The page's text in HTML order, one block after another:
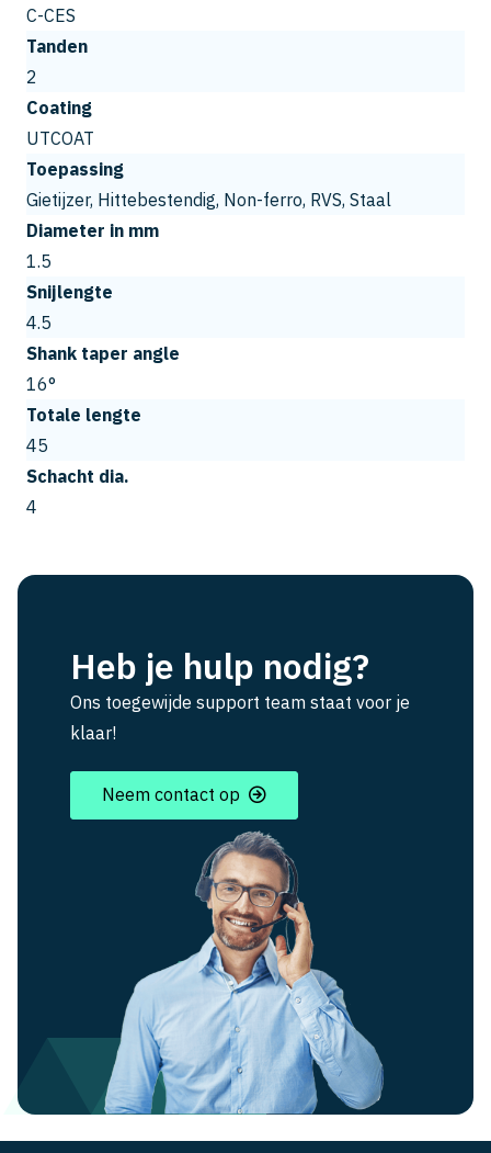
C-CES
Tanden
2
Coating
UTCOAT
Toepassing
Gietijzer, Hittebestendig, Non-ferro, RVS, Staal
Diameter in mm
1.5
Snijlengte
4.5
Shank taper angle
16°
Totale lengte
45
Schacht dia.
4
Heb je hulp nodig?
Ons toegewijde support team staat voor je
klaar!
Neem contact op